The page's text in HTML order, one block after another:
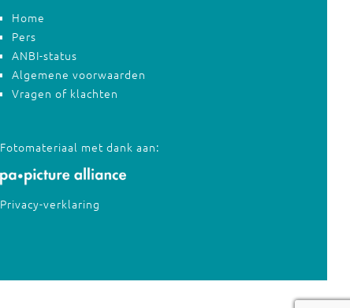
Home
Pers
ANBI-status
Algemene voorwaarden
Vragen of klachten
Fotomateriaal met dank aan:
Privacy-verklaring